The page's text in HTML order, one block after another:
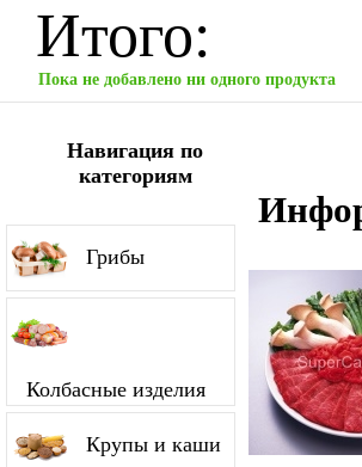
Итого:
Пока не добавлено ни одного продукта
Навигация по
категориям
Грибы
Колбасные изделия
Крупы и каши